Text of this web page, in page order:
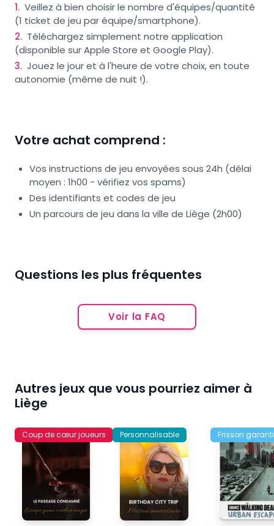
1. Veillez à bien choisir le nombre d'équipes/quantité
(1 ticket de jeu par équipe/smartphone).
2. Téléchargez simplement notre application
(disponible sur Apple Store et Google Play).
3. Jouez le jour et à l'heure de votre choix, en toute
autonomie (même de nuit !).
Votre achat comprend :
Vos instructions de jeu envoyées sous 24h (délai
moyen : 1h00 - vérifiez vos spams)
Des identifiants et codes de jeu
Un parcours de jeu dans la ville de Liège (2h00)
Questions les plus fréquentes
Voir la FAQ
Autres jeux que vous pourriez aimer à
Liège
Coup de cœur joueurs Personnalisable Frisson garanti